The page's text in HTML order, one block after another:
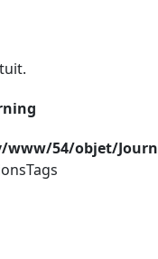
www/54/objet/